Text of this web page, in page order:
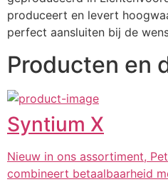
produceert en levert
perfect aansluiten bij de
Producten en
Syntium X
Nieuw in ons assortiment,
combineert betaalbaarheid